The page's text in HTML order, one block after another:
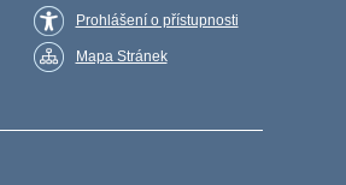
Prohlášení o přístupnosti
Mapa Stránek